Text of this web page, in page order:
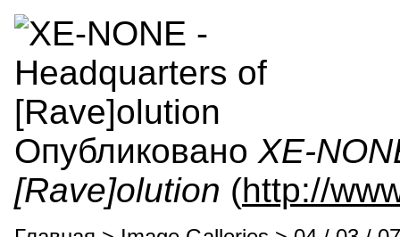
Опубликовано XE-
[Rave]olution (http://